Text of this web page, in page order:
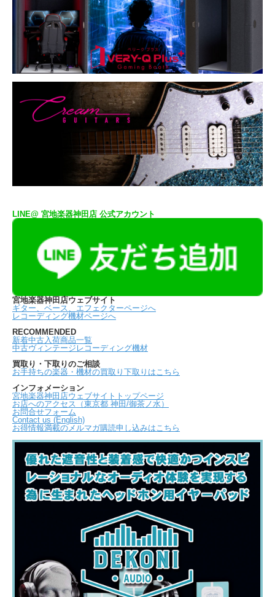
LINE@ 宮地楽器神田店 公式アカウント
宮地楽器神田店ウェブサイト
ギター、ベース、エフェクターページへ
レコーディング機材ページへ
RECOMMENDED
新着中古入荷商品一覧
中古ヴィンテージレコーディング機材
買取り・下取りのご相談
お手持ちの楽器・機材の買取り下取りはこちら
インフォメーション
宮地楽器神田店ウェブサイトトップページ
お店へのアクセス（東京都 神田/御茶ノ水）
お問合せフォーム
Contact us (English)
お得情報満載のメルマガ購読申し込みはこちら